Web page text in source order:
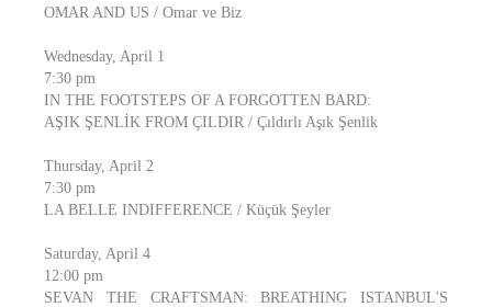
OMAR AND US / Omar ve Biz
Wednesday, April 1
7:30 pm
IN THE FOOTSTEPS OF A FORGOTTEN BARD:
AŞIK ŞENLİK FROM ÇILDIR / Çıldırlı Aşık Şenlik
Thursday, April 2
7:30 pm
LA BELLE INDIFFERENCE / Küçük Şeyler
Saturday, April 4
12:00 pm
SEVAN THE CRAFTSMAN: BREATHING ISTANBUL'S